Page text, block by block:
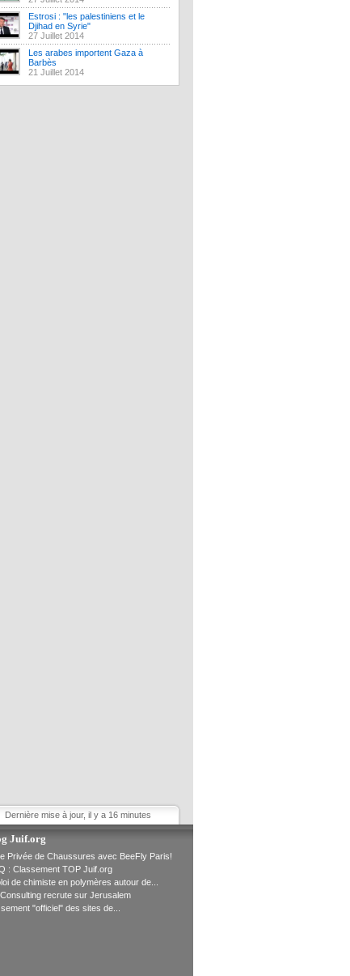
Estrosi : "les palestiniens et le
Djihad en Syrie"
27 Juillet 2014
Les arabes importent Gaza à
Barbès
21 Juillet 2014
Dernière mise à jour, il y a 16 minutes
Juif.org
Privée de Chaussures avec BeeFly Paris!
: Classement TOP Juif.org
de chimiste en polymères autour de...
recrute sur Jerusalem
"officiel" des sites de...